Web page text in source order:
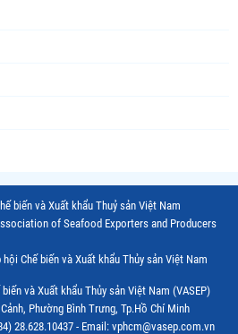
biến và Xuất khẩu Thuỷ sản Việt Nam
of Seafood Exporters and Producers
Chế biến và Xuất khẩu Thủy sản Việt Nam
và Xuất khẩu Thủy sản Việt Nam (VASEP)
Phường Bình Trưng, Tp.Hồ Chí Minh
28.628.10437 - Email: vphcm@vasep.com.vn